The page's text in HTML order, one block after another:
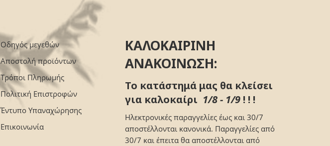
Οδηγός μεγεθών
Αποστολή προϊόντων
Τρόποι Πληρωμής
Πολιτική Επιστροφών
Έντυπο Υπαναχώρησης
Επικοινωνία
ΚΑΛΟΚΑΙΡΙΝΗ
ΑΝΑΚΟΙΝΩΣΗ:
Το κατάστημά μας θα κλείσει
για καλοκαίρι 1/8 - 1/9 ! ! !
Ηλεκτρονικές παραγγελίες έως και 30/7
αποστέλλονται κανονικά. Παραγγελίες από
30/7 και έπειτα θα αποστέλλονται από